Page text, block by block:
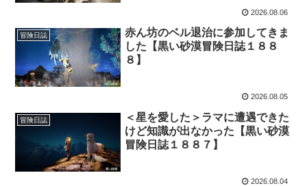
2026.08.06
冒険日誌
赤ん坊のベル退治に参加してきま
した【黒い砂漠冒険日誌１８８
８】
2026.08.05
冒険日誌
＜星を愛した＞ラマに遭遇できた
けど知識が出なかった【黒い砂漠
冒険日誌１８８７】
2026.08.04